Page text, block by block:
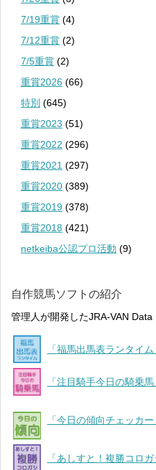
7/19重賞 (4)
7/12重賞 (2)
7/5重賞 (2)
重賞2026 (66)
特別 (645)
重賞2023 (51)
重賞2022 (296)
重賞2021 (297)
重賞2020 (389)
重賞2019 (378)
重賞2018 (421)
netkeiba公認プロ活動 (9)
自作競馬ソフトの紹介
管理人が開発したJRA-VAN
「福馬出馬表ランタイム
「注目騎手今日の騎乗馬
「今日の傾向チェッカー
「あしすと！複勝コロガ